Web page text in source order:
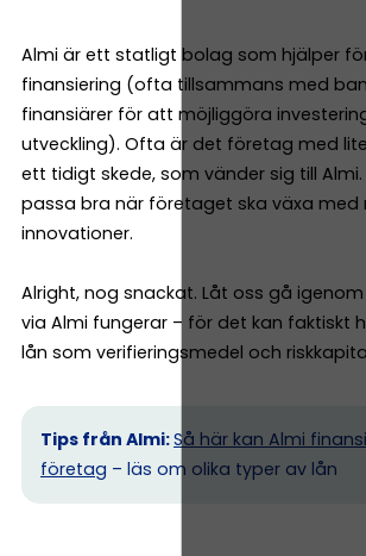
Almi är ett statligt bolag som hjälper
finansiering (ofta tillsammans med
finansiärer för att möjliggöra
utveckling). Ofta är det företag med lite
ett tidigt skede, som vänder sig till
passa bra när företaget ska växa med
innovationer.
Alright, nog snackat. Låt oss gå
via Almi fungerar – för det kan faktiskt
lån som verifieringsmedel och
Tips från Almi:Så här kan Almi
företag – läs om olika typer av lån